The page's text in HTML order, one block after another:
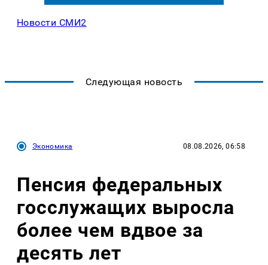
Новости СМИ2
Следующая новость
Экономика 08.08.2026, 06:58
Пенсия федеральных
госслужащих выросла
более чем вдвое за
десять лет